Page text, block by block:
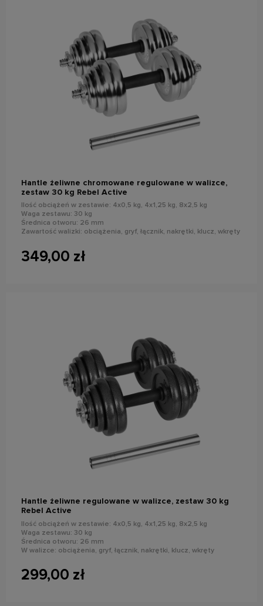
Hantle żeliwne chromowane regulowane w walizce,
zestaw 30 kg Rebel Active
Ilość obciążeń w zestawie: 4x0,5 kg, 4x1,25 kg, 8x2,5 kg
Waga zestawu: 30 kg
Średnica otworu: 26 mm
Zawartość walizki: obciążenia, gryf, łącznik, nakrętki, klucz, wkręty
349,00 zł
do koszyka
Hantle żeliwne regulowane w walizce, zestaw 30 kg
Rebel Active
Ilość obciążeń w zestawie: 4x0,5 kg, 4x1,25 kg, 8x2,5 kg
Waga zestawu: 30 kg
Średnica otworu: 26 mm
W walizce: obciążenia, gryf, łącznik, nakrętki, klucz, wkręty
299,00 zł
do koszyka